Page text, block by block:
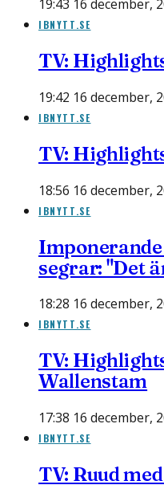
19:43 16 december,
IBNYTT.SE
TV:
19:42 16 december,
IBNYTT.SE
TV:
18:56 16 december,
IBNYTT.SE
segrar: "Det
18:28 16 december,
IBNYTT.SE
TV:
Wallenstam
17:38 16 december,
IBNYTT.SE
TV: Ruud